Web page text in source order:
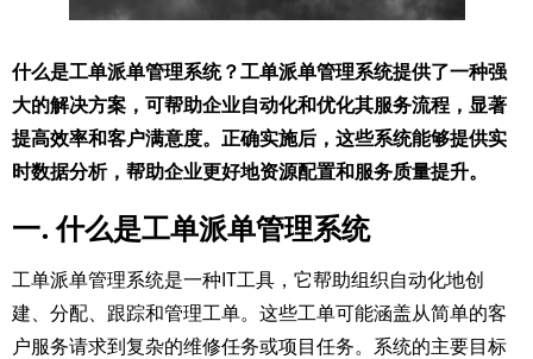
什么是工单派单管理系统？工单派单管理系统提供了一种强
大的解决方案，可帮助企业自动化和优化其服务流程，显著
提高效率和客户满意度。正确实施后，这些系统能够提供实
时数据分析，帮助企业更好地资源配置和服务质量提升。
一. 什么是工单派单管理系统
工单派单管理系统是一种IT工具，它帮助组织自动化地创
建、分配、跟踪和管理工单。这些工单可能涵盖从简单的客
户服务请求到复杂的维修任务或项目任务。系统的主要目标